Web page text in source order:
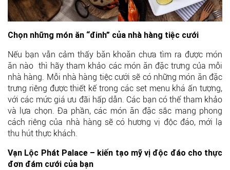
Chọn những món ăn “đinh” của nhà hàng tiệc cưới
Nếu bạn vẫn cảm thấy băn khoăn chưa tìm ra được món
ăn nào thì hãy tham khảo các món ăn đặc trưng của mỗi
nhà hàng. Mỗi nhà hàng tiệc cưới sẽ có những món ăn đặc
trưng riêng được thiết kế trong các set menu khá ấn tượng,
với các mức giá ưu đãi hấp dẫn. Các bạn có thể tham khảo
và lựa chọn. Đa phần, các món ăn đặc sắc mang phong
cách riêng của nhà hàng sẽ có hương vị độc đáo, mới lạ
thu hút thực khách.
Vạn Lộc Phát Palace – kiến tạo mỹ vị độc đáo cho thực
đơn đám cưới của bạn